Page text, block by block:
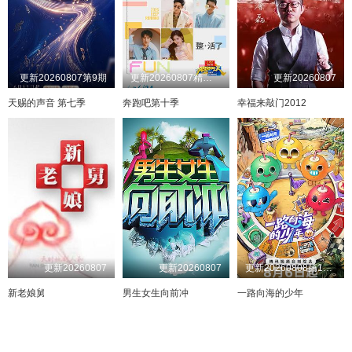
更新20260807第9期
天赐的声音 第七季
更新20260807精华版
奔跑吧第十季
更新20260807
幸福来敲门2012
更新20260807
新老娘舅
更新20260807
男生女生向前冲
更新20260808第1期加更
一路向海的少年